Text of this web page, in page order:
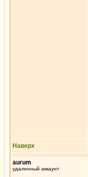
Наверх
aurum
удаленный аккаунт